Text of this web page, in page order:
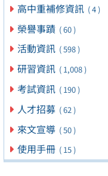
高中重補修資訊 ( 4 )
榮譽事蹟 ( 60 )
活動資訊 ( 598 )
研習資訊 ( 1,008 )
考試資訊 ( 190 )
人才招募 ( 62 )
來文宣導 ( 50 )
使用手冊 ( 15 )